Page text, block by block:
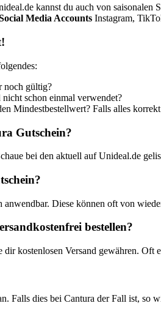
kannst du auch von saisonalen
Media Accounts Instagram,
noch gültig?
schon einmal verwendet?
Mindestbestellwert? Falls alles
Gutschein?
bei den aktuell auf Unideal.de
Diese können oft von
bestellen?
kostenlosen Versand gewähren.
Falls dies bei Cantura der Fall ist, so